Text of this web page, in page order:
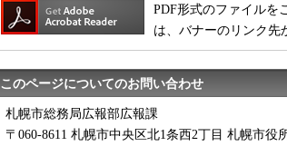
PDF形式のファイルを
は、バナーのリンク先
このページについてのお問い合わせ
札幌市総務局広報部広報課
〒060-8611 札幌市中央区北1条西2丁目 札幌市役